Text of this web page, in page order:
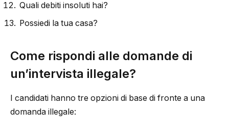
Quali debiti insoluti hai?
Possiedi la tua casa?
Come rispondi alle domande di
un’intervista illegale?
I candidati hanno tre opzioni di base di fronte a una
domanda illegale: